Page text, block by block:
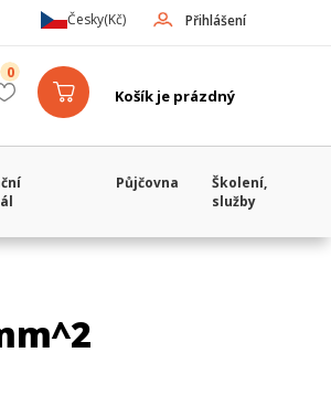
Přihlášení
Česky(Kč)
Košík je prázdný
0
Půjčovna
Školení,
služby